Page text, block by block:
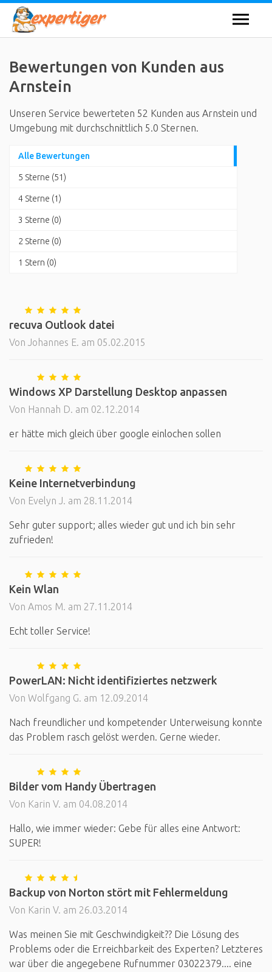
Bewertungen von Kunden aus
Arnstein
Unseren Service bewerteten 52 Kunden aus Arnstein und
Umgebung mit durchschnittlich 5.0 Sternen.
Alle Bewertungen
5 Sterne (51)
4 Sterne (1)
3 Sterne (0)
2 Sterne (0)
1 Stern (0)
recuva Outlook datei
Von Johannes E. am 05.02.2015
Windows XP Darstellung Desktop anpassen
Von Hannah D. am 02.12.2014
er hätte mich gleich über google einlochen sollen
Keine Internetverbindung
Von Evelyn J. am 28.11.2014
Sehr guter support; alles wieder gut und ich bin sehr
zufrieden!
Kein Wlan
Von Amos M. am 27.11.2014
Echt toller Service!
PowerLAN: Nicht identifiziertes netzwerk
Von Wolfgang G. am 12.09.2014
Nach freundlicher und kompetender Unterweisung konnte
das Problem rasch gelöst werden. Gerne wieder.
Bilder vom Handy Übertragen
Von Karin V. am 04.08.2014
Hallo, wie immer wieder: Gebe für alles eine Antwort:
SUPER!
Backup von Norton stört mit Fehlermeldung
Von Karin V. am 26.03.2014
Was meinen Sie mit Geschwindigkeit?? Die Lösung des
Problems oder die Erreichbarkeit des Experten? Letzteres
war über die angegebene Rufnummer 03022379.... eine